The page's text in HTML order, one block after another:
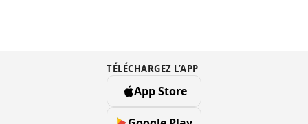
TÉLÉCHARGEZ L’APP
App Store